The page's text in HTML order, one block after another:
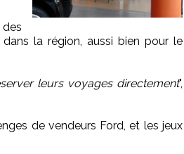
la région, aussi bien pour le
leurs voyages directement",
de vendeurs Ford, et les jeux